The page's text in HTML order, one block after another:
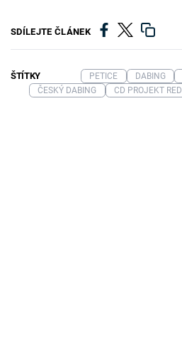
SDÍLEJTE ČLÁNEK
ŠTÍTKY PETICE DABING
ČESKÝ DABING
CD PROJEKT RED